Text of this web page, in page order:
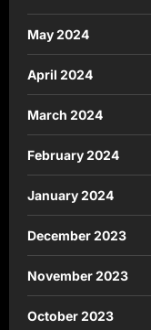
May 2024
April 2024
March 2024
February 2024
January 2024
December 2023
November 2023
October 2023